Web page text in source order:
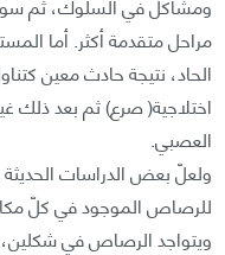
مراحل متقدمة أكثر. أما
الحاد، نتيجة حادث معين
اختلاجية( صرع) ثم بعد ذلك
العصبي.
ولعلّ بعض الدراسات
للرصاص الموجود في كلّ
ويتواجد الرصاص في